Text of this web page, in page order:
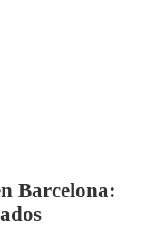
Barcelona: